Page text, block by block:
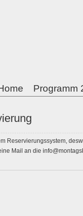
Programm
Reservierungssystem,
Mail an die